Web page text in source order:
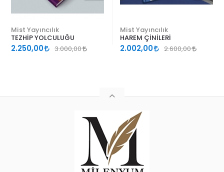
Mist Yayıncılık
TEZHİP YOLCULUĞU
2.250,00 3.000,00
Mist Yayıncılık
HAREM ÇİNİLERİ
2.002,00 2.600,00